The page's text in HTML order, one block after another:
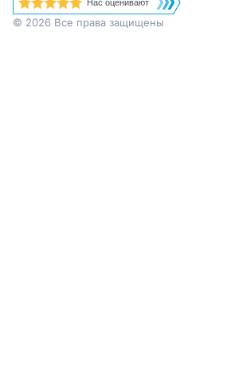
Нас оценивают
© 2026 Все права защищены